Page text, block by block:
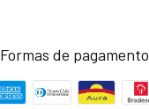
Formas de pagamento